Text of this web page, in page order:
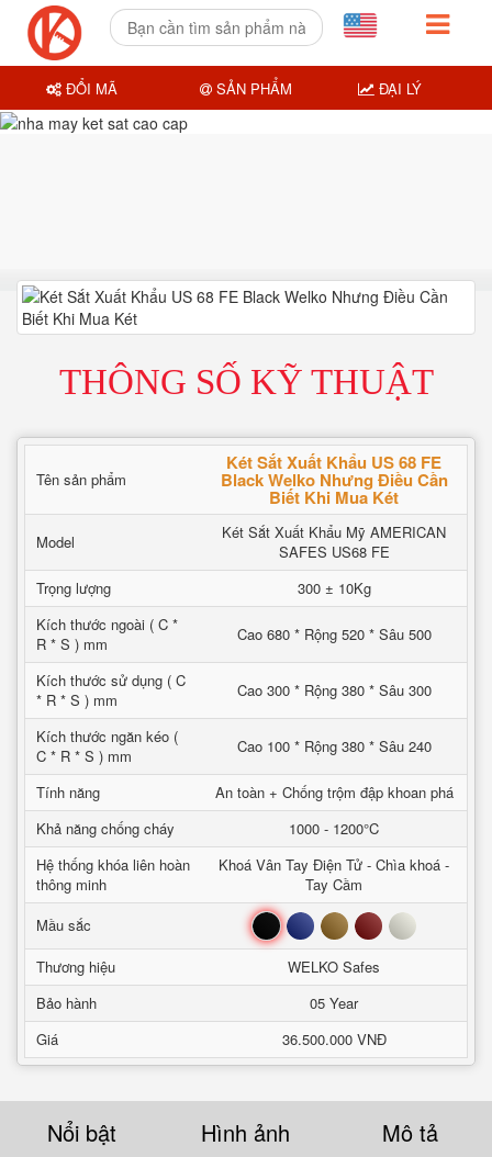
THÔNG SỐ KỸ THUẬT
Tên sản phẩm
Két Sắt Xuất Khẩu US 68 FE
Black Welko Nhưng Điều Cần
Biết Khi Mua Két
Model
Két Sắt Xuất Khẩu Mỹ AMERICAN
SAFES US68 FE
Trọng lượng
300 ± 10Kg
Kích thước ngoài ( C *
R * S ) mm
Cao 680 * Rộng 520 * Sâu 500
Kích thước sử dụng ( C
* R * S ) mm
Cao 300 * Rộng 380 * Sâu 300
Kích thước ngăn kéo (
C * R * S ) mm
Cao 100 * Rộng 380 * Sâu 240
Tính năng
An toàn + Chống trộm đập khoan phá
Khả năng chống cháy
1000 - 1200°C
Hệ thống khóa liên hoàn
thông minh
Khoá Vân Tay Điện Tử - Chìa khoá -
Tay Cầm
Mầu sắc
Đen Xanh Nâu Đỏ Trắng
Thương hiệu
WELKO Safes
Bảo hành
05 Year
Giá
36.500.000 VNĐ
Nổi bật Hình ảnh Mô tả
ĐỔI MÃ SẢN PHẨM ĐẠI LÝ